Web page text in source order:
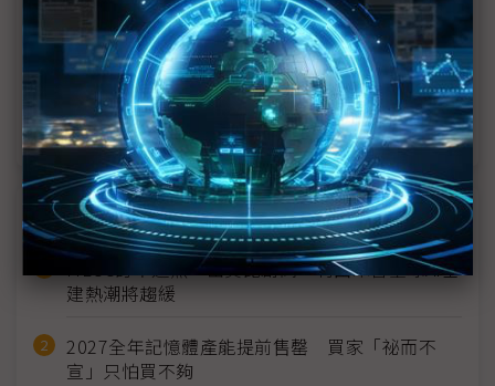
Artemis II成功發射 逾半世紀後美國再探月球
睽違半世紀載人繞月啟航 NASA阿提米絲2號定檔4
月1日
近７天熱門報導
MLCC訂單過熱、出貨比創高 村田示警全球AI基
建熱潮將趨緩
2027全年記憶體產能提前售罄 買家「祕而不
宣」只怕買不夠